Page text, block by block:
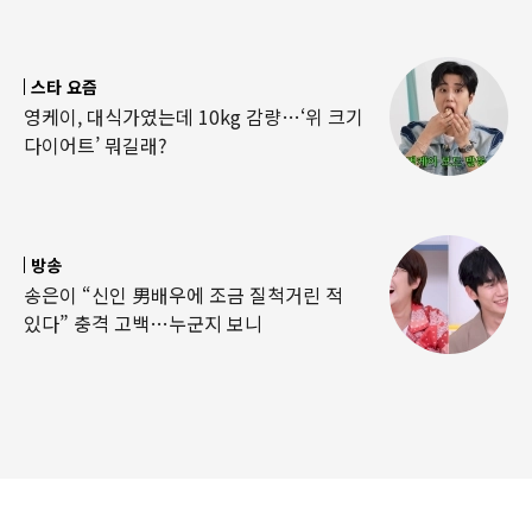
스타 요즘
영케이, 대식가였는데 10kg 감량…‘위 크기
다이어트’ 뭐길래?
방송
송은이 “신인 男배우에 조금 질척거린 적
있다” 충격 고백…누군지 보니